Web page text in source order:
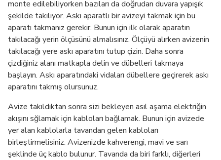
monte edilebiliyorken bazıları da doğrudan duvara yapışık
şekilde takılıyor. Askı aparatlı bir avizeyi takmak için bu
aparatı takmanız gerekir. Bunun için ilk olarak aparatın
takılacağı yerin ölçüsünü almalısınız. Ölçüyü alırken avizenin
takılacağı yere askı aparatını tutup çizin. Daha sonra
çizdiğiniz alanı matkapla delin ve dübelleri takmaya
başlayın. Askı aparatındaki vidaları dübellere geçirerek askı
aparatını takmış olursunuz.
Avize takıldıktan sonra sizi bekleyen asıl aşama elektriğin
akışını sğlamak için kabloları bağlamak. Bunun için avizede
yer alan kablolarla tavandan gelen kabloları
birleştirmelisiniz. Avizenizde kahverengi, mavi ve sarı
şeklinde üç kablo bulunur. Tavanda da biri farklı, diğerleri